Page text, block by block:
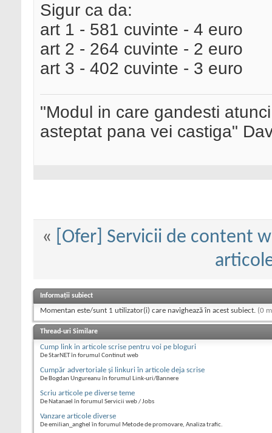
Sigur ca da:
art 1 - 581 cuvinte - 4 euro
art 2 - 264 cuvinte - 2 euro
art 3 - 402 cuvinte - 3 euro
"Modul in care gandesti
asteptat pana vei castiga"
«
[Ofer] Servicii de content
Informații subiect
Momentan este/sunt 1 utilizator(i) care navighează în acest subiect. (0
Thread-uri Similare
Cump link in articole scrise pentru voi pe bloguri
De StarNET în forumul Continut web
Cumpăr advertoriale și linkuri în articole deja scrise
De Bogdan Ungureanu în forumul Link-uri/Bannere
Scriu articole pe diverse teme
De Natanael în forumul Servicii web / Jobs
Vanzare articole diverse
De emilian_anghel în forumul Metode de promovare, Analiza trafic.